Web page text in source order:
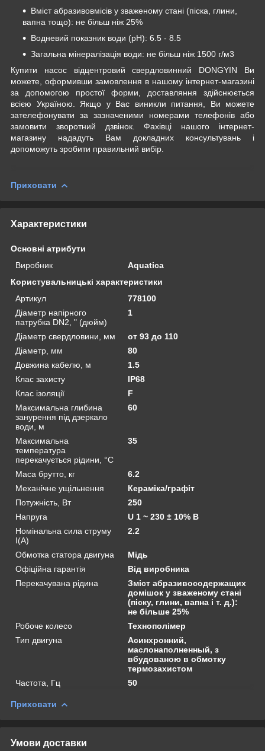
Вміст абразивовмісів у зваженому стані (піска, глини,
вапна тощо): не більш ніж 25%
Водневий показник води (pH): 6.5 - 8.5
Загальна мінералізація води: не більш ніж 1500 г/м3
Купити насос відцентровий свердловинний DONGYIN Ви
можете, оформивши замовлення в нашому інтернет-магазині
за допомогою простої форми, доставляння здійснюється
всією Україною. Якщо у Вас виникли питання, Ви можете
зателефонувати за зазначеними номерами телефонів або
замовити зворотний дзвінок. Фахівці нашого інтернет-
магазину нададуть Вам докладних консультувань і
допоможуть зробити правильний вибір.
Приховати
Характеристики
Основні атрибути
Виробник
Aquatica
Користувальницькі характеристики
Артикул
778100
Діаметр напірного
патрубка DN2, " (дюйм)
1
Діаметр свердловини, мм
от 93 до 110
Діаметр, мм
80
Довжина кабелю, м
1.5
Клас захисту
IP68
Клас ізоляції
F
Максимальна глибина
занурення під дзеркало
води, м
60
Максимальна
температура
перекачується рідини, °C
35
Маса брутто, кг
6.2
Механічне ущільнення
Кераміка/графіт
Потужність, Вт
250
Напруга
U 1 ~ 230 ± 10% В
Номінальна сила струму
I(А)
2.2
Обмотка статора двигуна
Мідь
Офіційна гарантія
Від виробника
Перекачувана рідина
Зміст абразивосодержащих
домішок у зваженому стані
(піску, глини, вапна і т. д.):
не більше 25%
Робоче колесо
Технополімер
Тип двигуна
Асинхронний,
маслонаполненный, з
вбудованою в обмотку
термозахистом
Частота, Гц
50
Приховати
Умови доставки